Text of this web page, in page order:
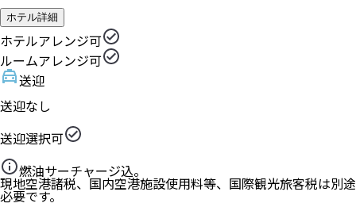
ホテル詳細
ホテルアレンジ可
ルームアレンジ可
送迎
送迎なし
送迎選択可
燃油サーチャージ込。
現地空港諸税、国内空港施設使用料等、国際観光旅客税は別途
必要です。